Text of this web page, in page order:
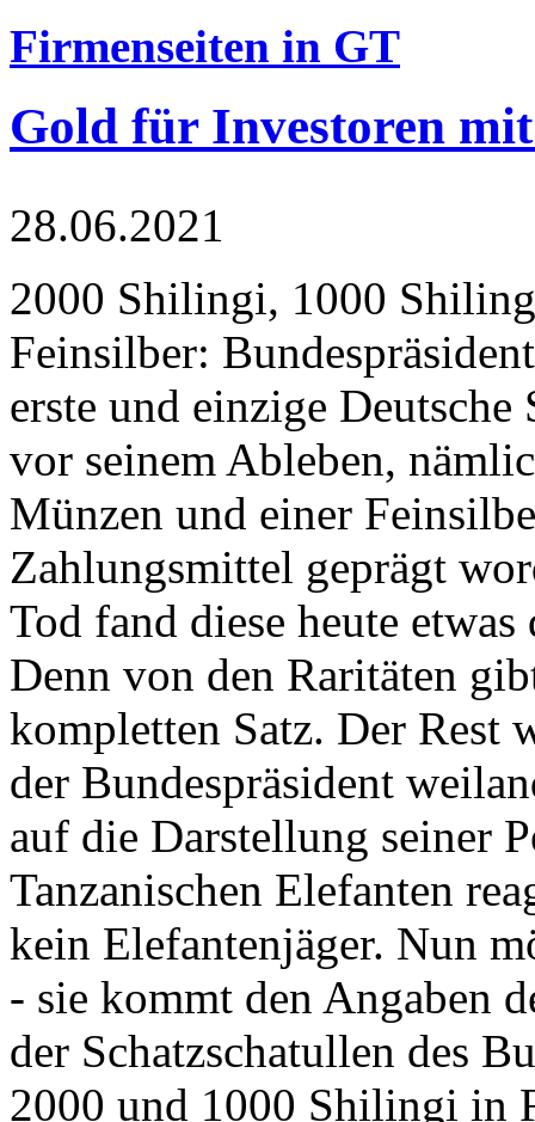
Firmenseiten in GT
Gold für Investoren
28.06.2021
2000 Shilingi, 1000
Feinsilber:
erste und einzige Deutsche
vor seinem Ableben,
Münzen und einer
Zahlungsmittel geprägt
Tod fand diese heute
Denn von den Raritäten
kompletten Satz. Der Rest
der Bundespräsident
auf die Darstellung seiner
Tanzanischen Elefanten
kein Elefantenjäger. Nun
- sie kommt den Angaben
der Schatzschatullen des
2000 und 1000 Shilingi in